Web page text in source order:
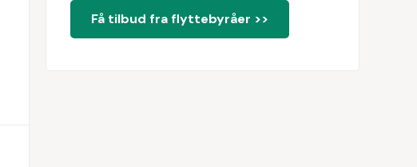
Få tilbud fra flyttebyråer >>